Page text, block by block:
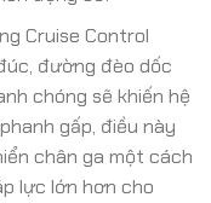
Cruise Control
đường đèo dốc
chóng sẽ khiến hệ
gấp, điều này
chân ga một cách
lực lớn hơn cho